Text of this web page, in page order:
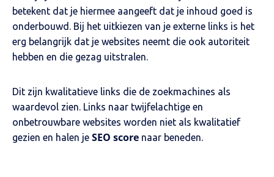
betekent dat je hiermee aangeeft dat je inhoud goed is
onderbouwd. Bij het uitkiezen van je externe links is het
erg belangrijk dat je websites neemt die ook autoriteit
hebben en die gezag uitstralen.
Dit zijn kwalitatieve links die de zoekmachines als
waardevol zien. Links naar twijfelachtige en
onbetrouwbare websites worden niet als kwalitatief
gezien en halen je SEO score naar beneden.